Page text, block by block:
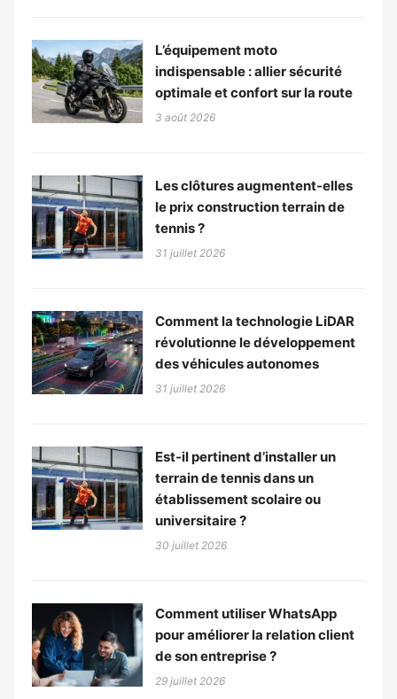
L’équipement moto
indispensable : allier sécurité
optimale et confort sur la route
3 août 2026
Les clôtures augmentent-elles
le prix construction terrain de
tennis ?
31 juillet 2026
Comment la technologie LiDAR
révolutionne le développement
des véhicules autonomes
31 juillet 2026
Est-il pertinent d’installer un
terrain de tennis dans un
établissement scolaire ou
universitaire ?
30 juillet 2026
Comment utiliser WhatsApp
pour améliorer la relation client
de son entreprise ?
29 juillet 2026